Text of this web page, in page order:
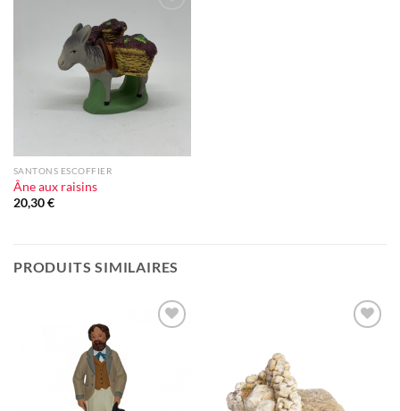
d'envie
SANTONS ESCOFFIER
Âne aux raisins
20,30€
PRODUITS SIMILAIRES